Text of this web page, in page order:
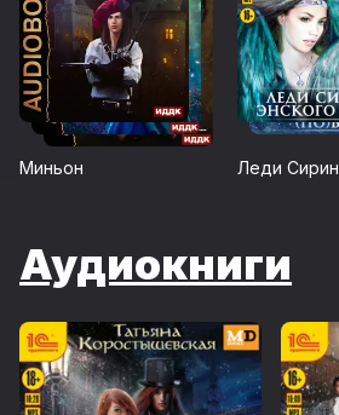
Миньон Леди Сирин
Аудиокниги